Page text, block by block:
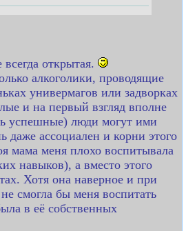
открытая.
алкоголики, проводящие
универмагов или задворках
и на первый взгляд вполне
успешные) люди могут ими
даже ассоциален и корни этого
мама меня плохо воспитывала
навыков), а вместо этого
Хотя она наверное и при
смогла бы меня воспитать
в её собственных